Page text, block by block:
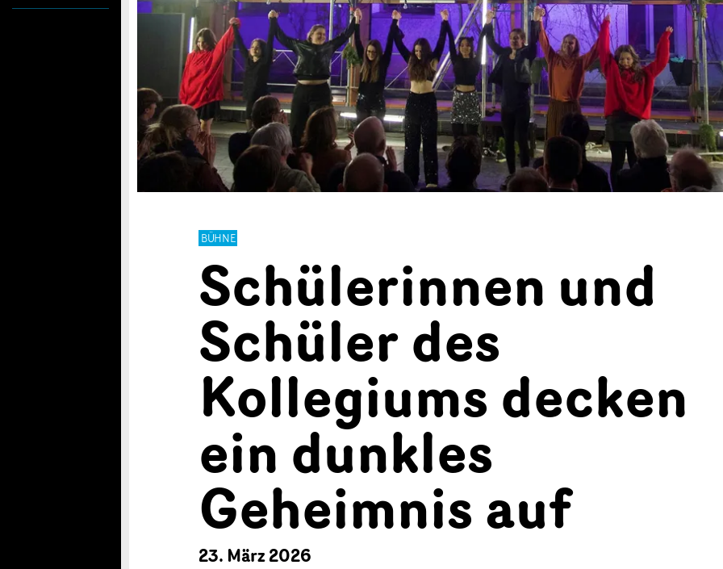
BÜHNE
Schülerinnen und
Schüler des
Kollegiums decken
ein dunkles
Geheimnis auf
23. März 2026